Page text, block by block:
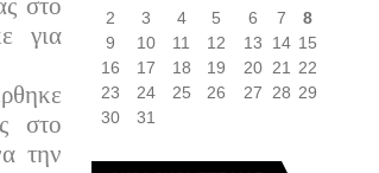
στο
για
στο
την
2
3 4 5 6 7
8
9
10 11 12 13 14 15
16
17 18 19 20 21
22
23
24 25 26 27 28 29
30
31